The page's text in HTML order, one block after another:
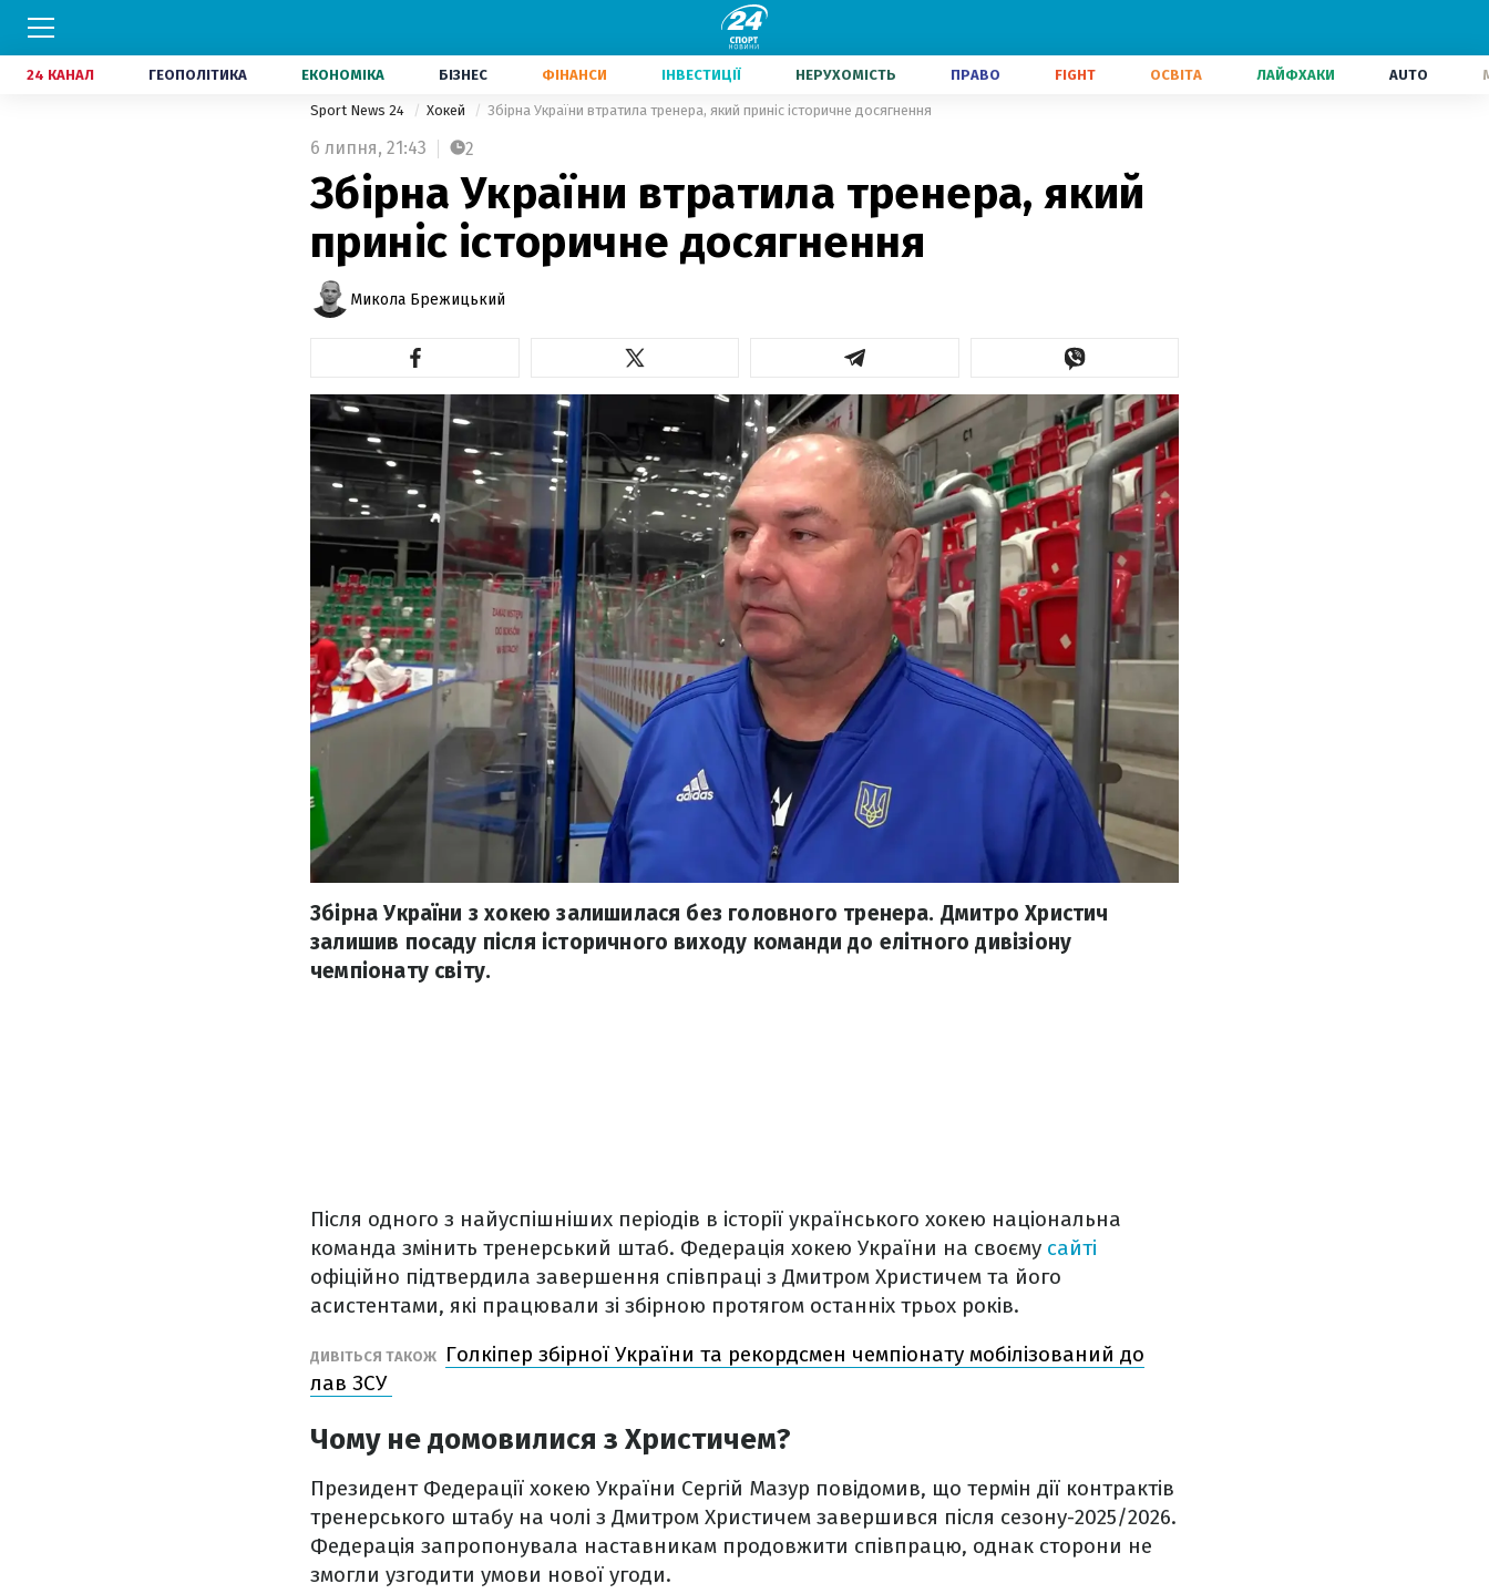
24 КАНАЛ ГЕОПОЛІТИКА ЕКОНОМІКА БІЗНЕС ФІНАНСИ ІНВЕСТИЦІЇ НЕРУХОМІСТЬ ПРАВО FIGHT ОСВІТА ЛАЙФХАКИ AUTO
Sport News 24 Хокей Збірна України втратила тренера, який приніс історичне досягнення
6 липня, 21:43 2
Збірна України втратила тренера, який
приніс історичне досягнення
Микола Брежицький
Збірна України з хокею залишилася без головного тренера. Дмитро Христич
залишив посаду після історичного виходу команди до елітного дивізіону
чемпіонату світу.
Після одного з найуспішніших періодів в історії українського хокею національна
команда змінить тренерський штаб. Федерація хокею України на своєму сайті
офіційно підтвердила завершення співпраці з Дмитром Христичем та його
асистентами, які працювали зі збірною протягом останніх трьох років.
ДИВІТЬСЯ ТАКОЖ
Голкіпер збірної України та рекордсмен чемпіонату мобілізований до
лав ЗСУ
Чому не домовилися з Христичем?
Президент Федерації хокею України Сергій Мазур повідомив, що термін дії контрактів
тренерського штабу на чолі з Дмитром Христичем завершився після сезону-2025/2026.
Федерація запропонувала наставникам продовжити співпрацю, однак сторони не
змогли узгодити умови нової угоди.